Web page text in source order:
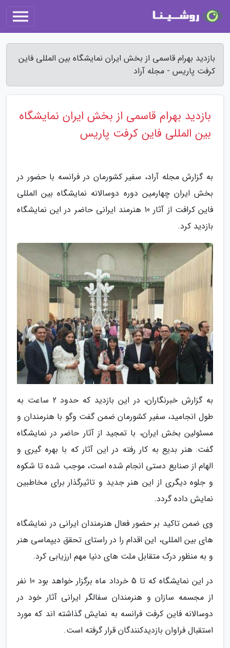
بازدید بهرام قاسمی از بخش ایران نمایشگاه بین المللی فاین
کرفت پاریس - مجله آراد
بازدید بهرام قاسمی از بخش ایران نمایشگاه
بین المللی فاین کرفت پاریس
به گزارش مجله آراد، سفیر کشورمان در فرانسه با حضور در
بخش ایران چهارمین دوره دوسالانه نمایشگاه بین المللی
فاین کرافت از آثار 10 هنرمند ایرانی حاضر در این نمایشگاه
بازدید کرد.
به گزارش خبرنگاران، در این بازدید که حدود 2 ساعت به
طول انجامید، سفیر کشورمان ضمن گفت وگو با هنرمندان و
مسئولین بخش ایران، با تمجید از آثار حاضر در نمایشگاه
گفت: هنر بدیع به کار رفته در این آثار که با بهره گیری و
الهام از صنایع دستی انجام شده است، موجب شده تا شکوه
و جلوه دیگری از این هنر جدید و تاثیرگذار برای مخاطبین
نمایش داده گردد.
وی ضمن تاکید بر حضور فعال هنرمندان ایرانی در نمایشگاه
های بین المللی، این اقدام را در راستای تحقق دیپماسی هنر
و به منظور درک متقابل ملت های دنیا مهم ارزیابی کرد.
در این نمایشگاه که تا 5 خرداد ماه برگزار خواهد بود 10 نفر
از مجسمه سازان و هنرمندان سفالگر ایرانی آثار خود در
دوسالانه فاین کرفت فرانسه به نمایش گذاشته اند که مورد
استقبال فراوان بازدیدکنندگان قرار گرفته است.